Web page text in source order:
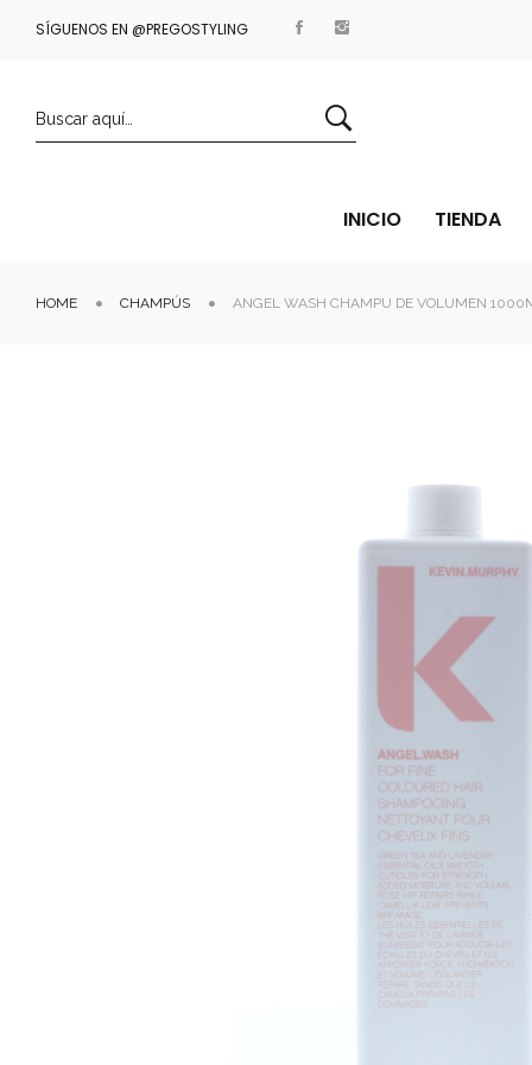
SÍGUENOS EN @PREGOSTYLINGENVÍOS GRATIS A PARTIR DE 35€
INICIO TIENDA
HOME CHAMPÚS ANGEL WASH CHAMPU DE VOLUMEN